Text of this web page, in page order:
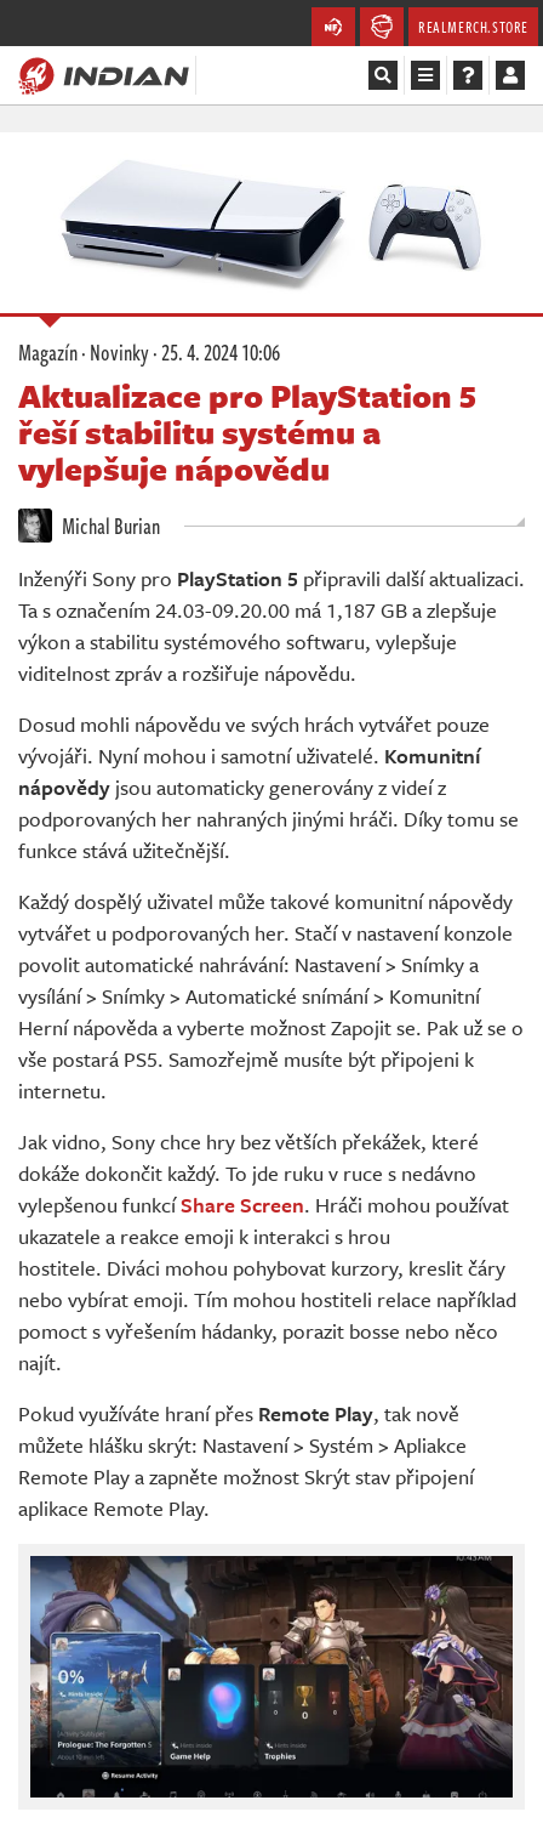
REALMERCH.STORE
Recenze
Soutěže
Databáze
Komunita
Redakce
Živě
Magazín·Novinky·25. 4. 2024 10:06
Aktualizace pro PlayStation 5
řeší stabilitu systému a
vylepšuje nápovědu
Michal Burian
Inženýři Sony pro PlayStation 5 připravili další aktualizaci.
Ta s označením 24.03-09.20.00 má 1,187 GB a zlepšuje
výkon a stabilitu systémového softwaru, vylepšuje
viditelnost zpráv a rozšiřuje nápovědu.
Dosud mohli nápovědu ve svých hrách vytvářet pouze
vývojáři. Nyní mohou i samotní uživatelé. Komunitní
nápovědy jsou automaticky generovány z videí z
podporovaných her nahraných jinými hráči. Díky tomu se
funkce stává užitečnější.
Každý dospělý uživatel může takové komunitní nápovědy
vytvářet u podporovaných her. Stačí v nastavení konzole
povolit automatické nahrávání: Nastavení > Snímky a
vysílání > Snímky > Automatické snímání > Komunitní
Herní nápověda a vyberte možnost Zapojit se. Pak už se o
vše postará PS5. Samozřejmě musíte být připojeni k
internetu.
Jak vidno, Sony chce hry bez větších překážek, které
dokáže dokončit každý. To jde ruku v ruce s nedávno
vylepšenou funkcíShare Screen. Hráči mohou používat
ukazatele a reakce emoji k interakci s hrou
hostitele. Diváci mohou pohybovat kurzory, kreslit čáry
nebo vybírat emoji. Tím mohou hostiteli relace například
pomoct s vyřešením hádanky, porazit bosse nebo něco
najít.
Pokud využíváte hraní přes Remote Play, tak nově
můžete hlášku skrýt: Nastavení > Systém > Apliakce
Remote Play a zapněte možnost Skrýt stav připojení
aplikace Remote Play.